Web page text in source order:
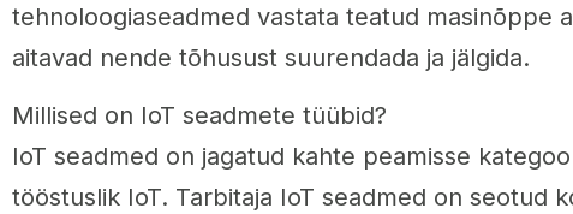
tehnoloogiaseadmed vastata teatud masinõppe
aitavad nende tõhusust suurendada ja jälgida.
Millised on IoT seadmete tüübid?
IoT seadmed on jagatud kahte peamisse
tööstuslik IoT. Tarbitaja IoT seadmed on seotud